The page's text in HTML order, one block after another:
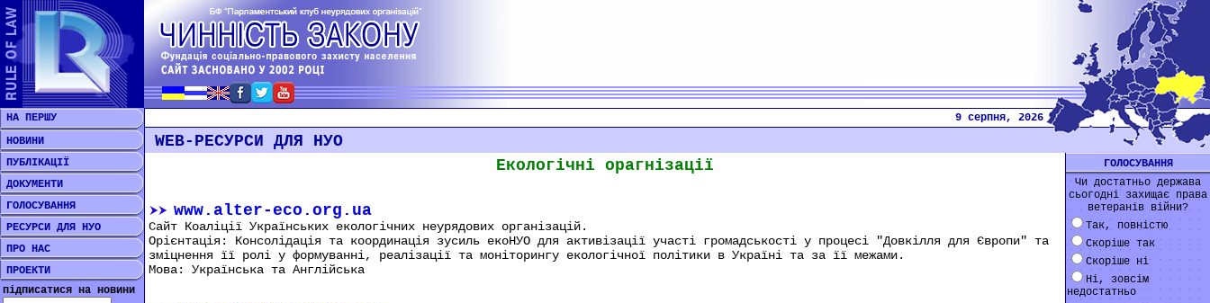
НА ПЕРШУ
9 серпня, 2026
НОВИНИ
ПУБЛІКАЦІЇ
ДОКУМЕНТИ
ГОЛОСУВАННЯ
РЕСУРСИ ДЛЯ НУО
ПРО НАС
ПРОЕКТИ
підписатися на новини
WEB-РЕСУРСИ ДЛЯ НУО
Екологічні орагнізації
www.alter-eco.org.ua
Сайт Коаліції Українських екологічних неурядових організацій.
Орієнтація: Консолідація та координація зусиль екоНУО для активізації участі громадськості у процесі "Довкілля для Європи" та
зміцнення її ролі у формуванні, реалізації та моніторингу екологічної політики в Україні та за її межами.
Мова: Українська та Англійська
ГОЛОСУВАННЯ
Чи достатньо держава
сьогодні захищає права
ветеранів війни?
Так, повністю
Скоріше так
Скоріше ні
Ні, зовсім
недостатньо